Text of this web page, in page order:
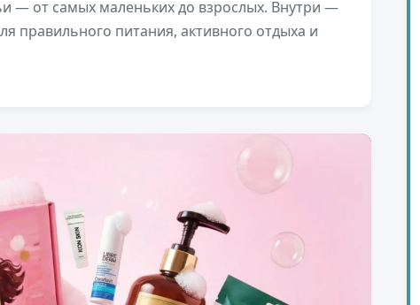
— от самых маленьких до взрослых. Внутри —
правильного питания, активного отдыха и